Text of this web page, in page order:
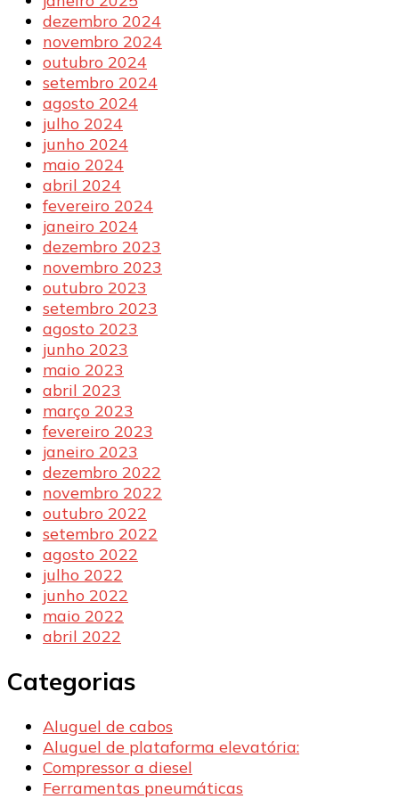
dezembro 2024
novembro 2024
outubro 2024
setembro 2024
agosto 2024
julho 2024
junho 2024
maio 2024
abril 2024
fevereiro 2024
janeiro 2024
dezembro 2023
novembro 2023
outubro 2023
setembro 2023
agosto 2023
junho 2023
maio 2023
abril 2023
março 2023
fevereiro 2023
janeiro 2023
dezembro 2022
novembro 2022
outubro 2022
setembro 2022
agosto 2022
julho 2022
junho 2022
maio 2022
abril 2022
Categorias
Aluguel de cabos
Aluguel de plataforma elevatória:
Compressor a diesel
Ferramentas pneumáticas